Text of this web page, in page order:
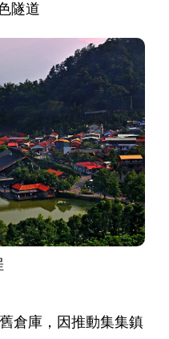
隧道
倉庫，因推動集集鎮